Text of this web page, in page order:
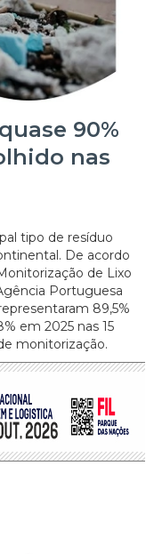
90%
nas
tipo de resíduo
De acordo
de Lixo
Portuguesa
89,5%
em 2025 nas 15
monitorização.